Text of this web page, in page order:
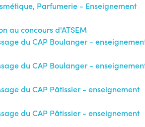
Parfumerie - Enseignement
au concours d'ATSEM
du CAP Boulanger -
du CAP Boulanger -
du CAP Pâtissier - enseignement
du CAP Pâtissier - enseignement